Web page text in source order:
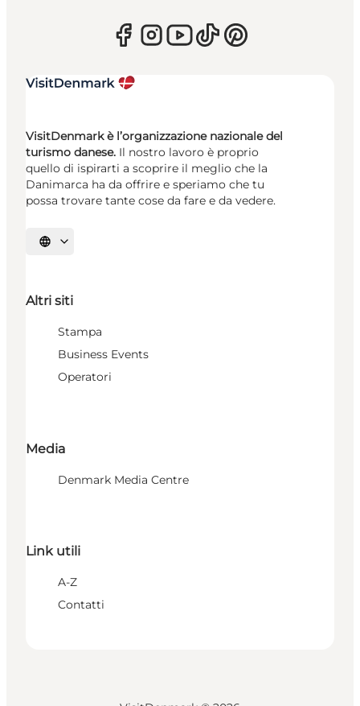
VisitDenmark è l’organizzazione nazionale del
turismo danese. Il nostro lavoro è proprio
quello di ispirarti a scoprire il meglio che la
Danimarca ha da offrire e speriamo che tu
possa trovare tante cose da fare e da vedere.
Seleziona la lingua
Altri siti
Stampa
Business Events
Operatori
Media
Denmark Media Centre
Link utili
A-Z
Contatti